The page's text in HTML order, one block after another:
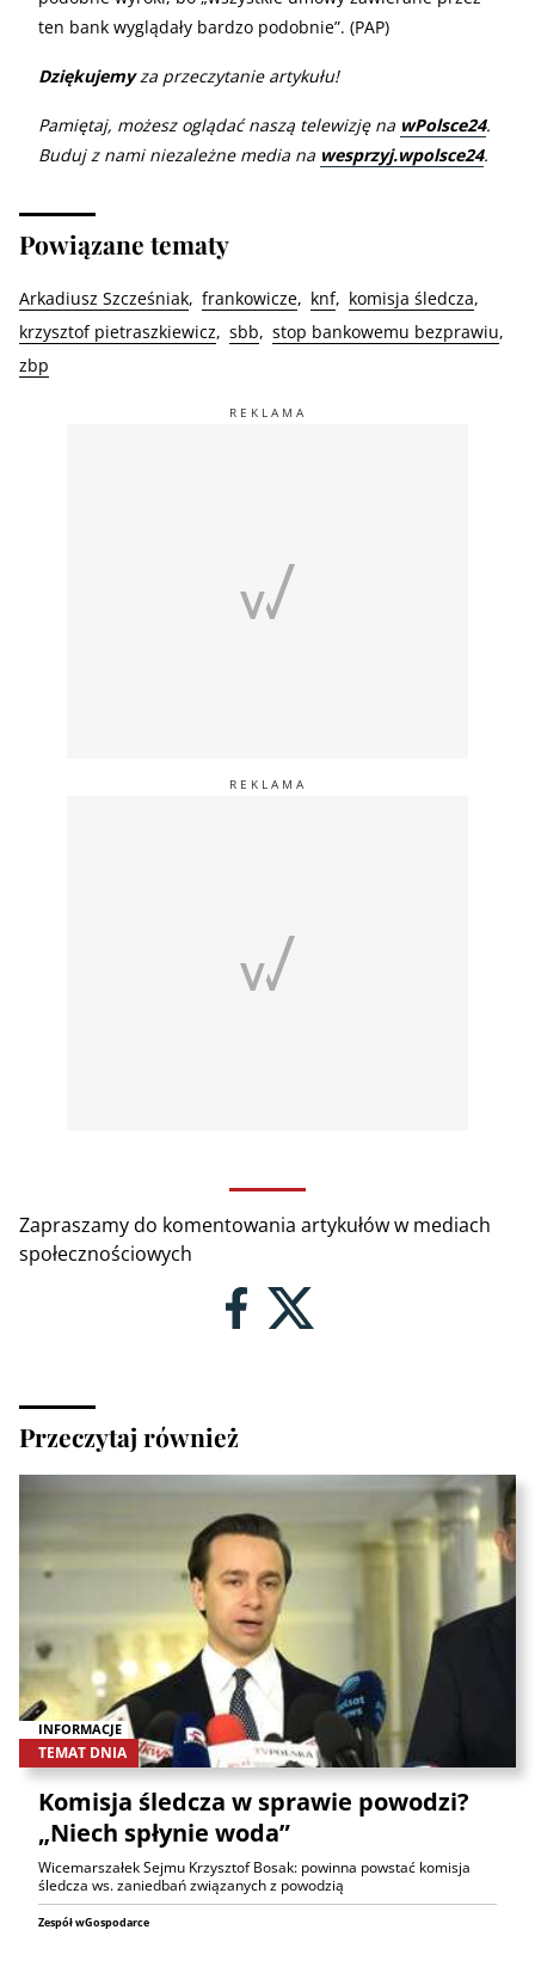
ten bank wyglądały bardzo podobnie”. (PAP)
Dziękujemyza przeczytanie artykułu!
Pamiętaj, możesz oglądać naszą telewizję na wPolsce24.
Buduj z nami niezależne media na wesprzyj.wpolsce24.
Powiązane tematy
Arkadiusz Szcześniak frankowicze knf
komisja śledcza
krzysztof pietraszkiewicz
sbb
stop bankowemu bezprawiu
zbp
Zapraszamy do komentowania artykułów w mediach
społecznościowych
Przeczytaj również
INFORMACJE
TEMAT DNIA
Komisja śledcza w sprawie powodzi?
„Niech spłynie woda”
Wicemarszałek Sejmu Krzysztof Bosak: powinna powstać komisja
śledcza ws. zaniedbań związanych z powodzią
Zespół wGospodarce